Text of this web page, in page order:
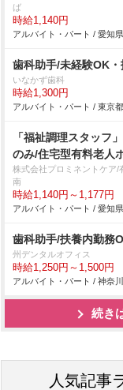
ば
時給1,140円
アルバイト・パート / 愛知県
歯科助手/未経験OK
いなかず歯科
時給1,300円
アルバイト・パート / 東京都
「福祉調理スタッフ
のみ/住宅型有料老人
株式会社プロミネントケア/
南
時給1,140円～1,177円
アルバイト・パート / 愛知県
歯科助手/扶養内勤務
州デンタルオフィス
時給1,250円～1,500円
アルバイト・パート / 神奈
続き
人気記事